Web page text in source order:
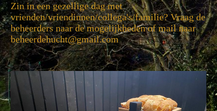
Zin in een gezellige dag met
vrienden/vriendinnen/collega's/familie? Vraag de
beheerders naar de mogelijkheden of mail naar
beheerdehucht@gmail.com